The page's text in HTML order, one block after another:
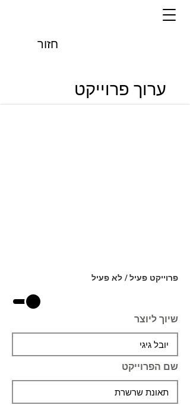
חזור
ערוך פרוייקט
פרוייקט פעיל / לא פעיל
שיוך ליוצר
שם הפרוייקט